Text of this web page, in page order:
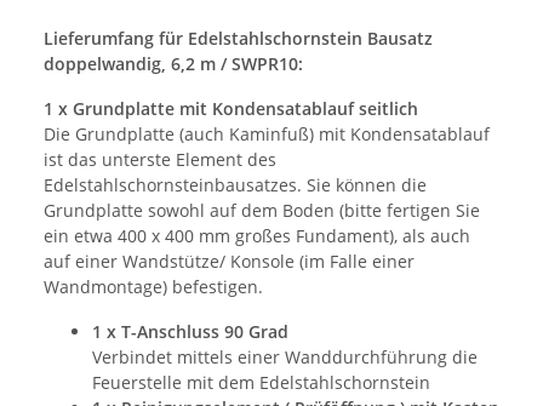
Lieferumfang für Edelstahlschornstein Bausatz
doppelwandig, 6,2 m / SWPR10:
1 x Grundplatte mit Kondensatablauf seitlich
Die Grundplatte (auch Kaminfuß) mit Kondensatablauf
ist das unterste Element des
Edelstahlschornsteinbausatzes. Sie können die
Grundplatte sowohl auf dem Boden (bitte fertigen Sie
ein etwa 400 x 400 mm großes Fundament), als auch
auf einer Wandstütze/ Konsole (im Falle einer
Wandmontage) befestigen.
1 x T-Anschluss 90 Grad
Verbindet mittels einer Wanddurchführung die
Feuerstelle mit dem Edelstahlschornstein